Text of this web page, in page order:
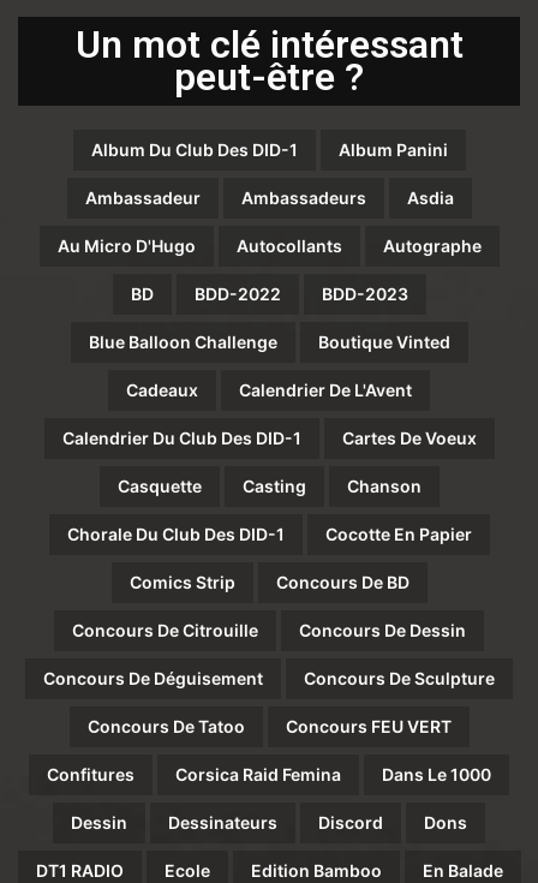
Un mot clé intéressant
peut-être ?
Album Du Club Des DID-1 Album Panini
Ambassadeur Ambassadeurs Asdia
Au Micro D'Hugo Autocollants Autographe
BD BDD-2022 BDD-2023
Blue Balloon Challenge Boutique Vinted
Cadeaux Calendrier De L'Avent
Calendrier Du Club Des DID-1 Cartes De Voeux
Casquette Casting Chanson
Chorale Du Club Des DID-1 Cocotte En Papier
Comics Strip Concours De BD
Concours De Citrouille Concours De Dessin
Concours De Déguisement Concours De Sculpture
Concours De Tatoo Concours FEU VERT
Confitures Corsica Raid Femina Dans Le 1000
Dessin Dessinateurs Discord Dons
DT1 RADIO Ecole Edition Bamboo En Balade